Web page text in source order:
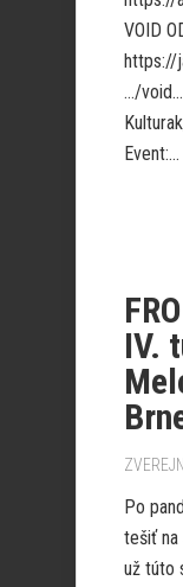
VOID
https://
…/void…
Event:...
IV.
Po
tešiť na
už túto